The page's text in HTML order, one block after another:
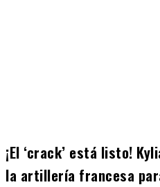
¡El ‘crack’ está listo!
la artillería francesa